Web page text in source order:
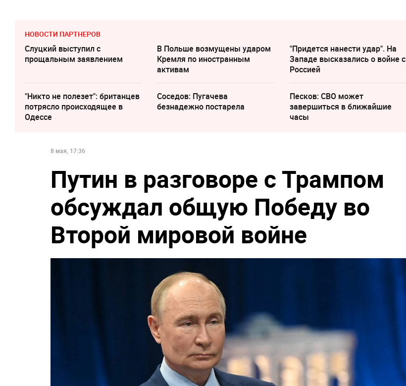
НОВОСТИ ПАРТНЕРОВ
Слуцкий выступил с
прощальным заявлением
В Польше возмущены ударом
Кремля по иностранным
активам
"Придется нанести удар". На
Западе высказались о войне с
Россией
"Никто не полезет": британцев
потрясло происходящее в
Одессе
Соседов: Пугачева
безнадежно постарела
Песков: СВО может
завершиться в ближайшие
часы
8 мая, 17:36
Путин в разговоре с Трампом
обсуждал общую Победу во
Второй мировой войне